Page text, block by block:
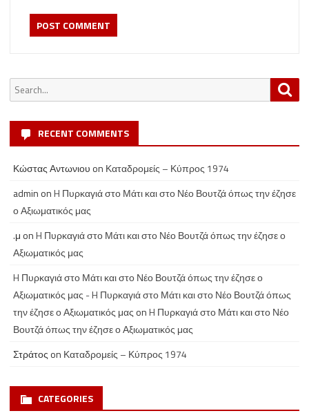
Search
for:
RECENT COMMENTS
Κώστας Αντωνιου on Καταδρομείς – Κύπρος 1974
admin onH Πυρκαγιά στο Μάτι και στο Νέο Βουτζά όπως την έζησε
ο Αξιωματικός μας
.μ onH Πυρκαγιά στο Μάτι και στο Νέο Βουτζά όπως την έζησε ο
Αξιωματικός μας
H Πυρκαγιά στο Μάτι και στο Νέο Βουτζά όπως την έζησε ο
Αξιωματικός μας - H Πυρκαγιά στο Μάτι και στο Νέο Βουτζά όπως
την έζησε ο Αξιωματικός μας onH Πυρκαγιά στο Μάτι και στο Νέο
Βουτζά όπως την έζησε ο Αξιωματικός μας
Στράτος on Καταδρομείς – Κύπρος 1974
CATEGORIES